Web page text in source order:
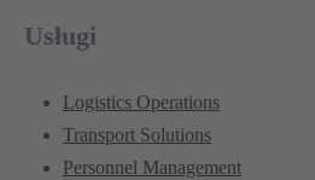
Usługi
Logistics Operations
Transport Solutions
Personnel Management